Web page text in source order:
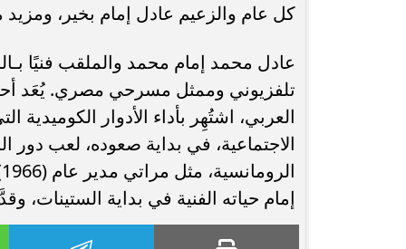
كل عام والزعيم عادل إمام بخير، ومزيد
تلفزيوني وممثل مسرحي مصري. يُعَد
العربي، اشتُهِر بأداء الأدوار الكوميدية
الاجتماعية، في بداية صعوده، لعب دور
إمام حياته الفنية في بداية الستينات، وقدَّم لغاية الآن 126 فيلماً